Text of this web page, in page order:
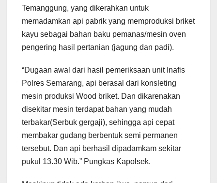
Temanggung, yang dikerahkan untuk
memadamkan api pabrik yang memproduksi briket
kayu sebagai bahan baku pemanas/mesin oven
pengering hasil pertanian (jagung dan padi).
“Dugaan awal dari hasil pemeriksaan unit Inafis
Polres Semarang, api berasal dari konsleting
mesin produksi Wood briket. Dan dikarenakan
disekitar mesin terdapat bahan yang mudah
terbakar(Serbuk gergaji), sehingga api cepat
membakar gudang berbentuk semi permanen
tersebut. Dan api berhasil dipadamkam sekitar
pukul 13.30 Wib.” Pungkas Kapolsek.